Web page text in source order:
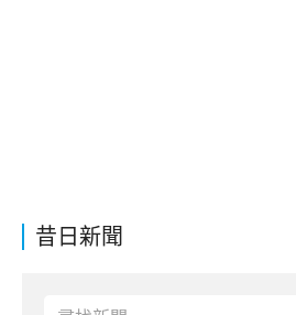
昔日新聞